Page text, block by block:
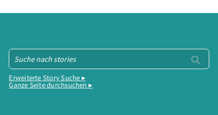
Erweiterte Story Suche ▸
Ganze Seite durchsuchen ▸